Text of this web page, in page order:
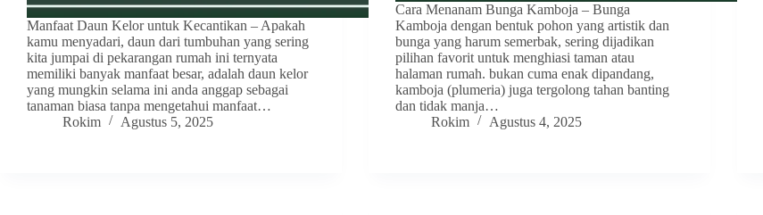
Manfaat Daun Kelor untuk Kecantikan – Apakah
kamu menyadari, daun dari tumbuhan yang sering
kita jumpai di pekarangan rumah ini ternyata
memiliki banyak manfaat besar, adalah daun kelor
yang mungkin selama ini anda anggap sebagai
tanaman biasa tanpa mengetahui manfaat…
Rokim
Agustus 5, 2025
Cara Menanam Bunga Kamboja – Bunga
Kamboja dengan bentuk pohon yang artistik dan
bunga yang harum semerbak, sering dijadikan
pilihan favorit untuk menghiasi taman atau
halaman rumah. bukan cuma enak dipandang,
kamboja (plumeria) juga tergolong tahan banting
dan tidak manja…
Rokim
Agustus 4, 2025